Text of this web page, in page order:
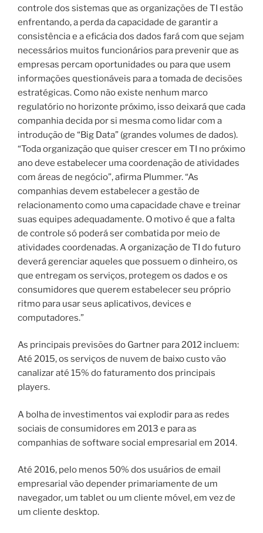
controle dos sistemas que as organizações de TI estão
enfrentando, a perda da capacidade de garantir a
consistência e a eficácia dos dados fará com que sejam
necessários muitos funcionários para prevenir que as
empresas percam oportunidades ou para que usem
informações questionáveis para a tomada de decisões
estratégicas. Como não existe nenhum marco
regulatório no horizonte próximo, isso deixará que cada
companhia decida por si mesma como lidar com a
introdução de “Big Data” (grandes volumes de dados).
“Toda organização que quiser crescer em TI no próximo
ano deve estabelecer uma coordenação de atividades
com áreas de negócio”, afirma Plummer. “As
companhias devem estabelecer a gestão de
relacionamento como uma capacidade chave e treinar
suas equipes adequadamente. O motivo é que a falta
de controle só poderá ser combatida por meio de
atividades coordenadas. A organização de TI do futuro
deverá gerenciar aqueles que possuem o dinheiro, os
que entregam os serviços, protegem os dados e os
consumidores que querem estabelecer seu próprio
ritmo para usar seus aplicativos, devices e
computadores.”
As principais previsões do Gartner para 2012 incluem:
Até 2015, os serviços de nuvem de baixo custo vão
canalizar até 15% do faturamento dos principais
players.
A bolha de investimentos vai explodir para as redes
sociais de consumidores em 2013 e para as
companhias de software social empresarial em 2014.
Até 2016, pelo menos 50% dos usuários de email
empresarial vão depender primariamente de um
navegador, um tablet ou um cliente móvel, em vez de
um cliente desktop.